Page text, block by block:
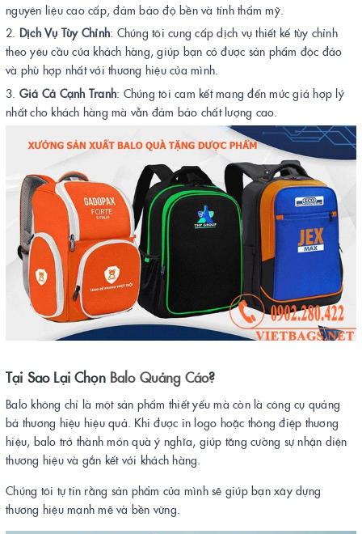
nguyên liệu cao cấp, đảm bảo độ bền và tính thẩm mỹ.
Dịch Vụ Tùy Chỉnh: Chúng tôi cung cấp dịch vụ thiết kế tùy chỉnh
theo yêu cầu của khách hàng, giúp bạn có được sản phẩm độc đáo
và phù hợp nhất với thương hiệu của mình​.
Giá Cả Cạnh Tranh: Chúng tôi cam kết mang đến mức giá hợp lý
nhất cho khách hàng mà vẫn đảm bảo chất lượng cao.
Tại Sao Lại Chọn Balo Quảng Cáo?
Balo không chỉ là một sản phẩm thiết yếu mà còn là công cụ quảng
bá thương hiệu hiệu quả. Khi được in logo hoặc thông điệp thương
hiệu, balo trở thành món quà ý nghĩa, giúp tăng cường sự nhận diện
thương hiệu và gắn kết với khách hàng​.
Chúng tôi tự tin rằng sản phẩm của mình sẽ giúp bạn xây dựng
thương hiệu mạnh mẽ và bền vững.